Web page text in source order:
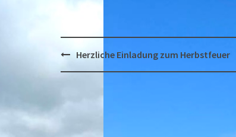
PostHerzliche Einladung zum Herbstfeuer